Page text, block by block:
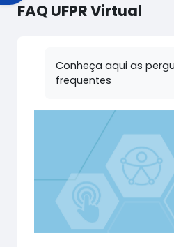
FAQ UFPR Virtual
Conheça aqui as
frequentes